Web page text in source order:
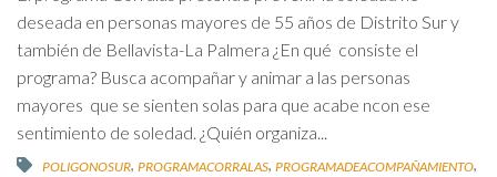
deseada en personas mayores de 55 años de Distrito Sur y
también de Bellavista-La Palmera ¿En qué consiste el
programa? Busca acompañar y animar a las personas
mayores que se sienten solas para que acabe ncon ese
sentimiento de soledad. ¿Quién organiza...
POLIGONOSUR, PROGRAMACORRALAS, PROGRAMADEACOMPAÑAMIENTO,